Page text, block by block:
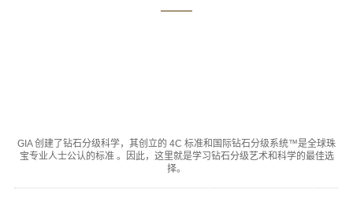
GIA 创建了钻石分级科学，其创立的 4C 标准和国际钻石分级系统™是全球珠
宝专业人士公认的标准 。因此，这里就是学习钻石分级艺术和科学的最佳选
择。